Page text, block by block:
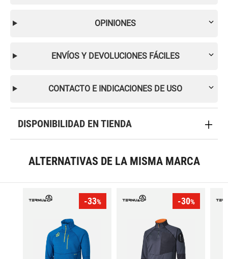
OPINIONES
ENVÍOS Y DEVOLUCIONES FÁCILES
CONTACTO E INDICACIONES DE USO
DISPONIBILIDAD EN TIENDA
ALTERNATIVAS DE LA MISMA MARCA
-33% -30%